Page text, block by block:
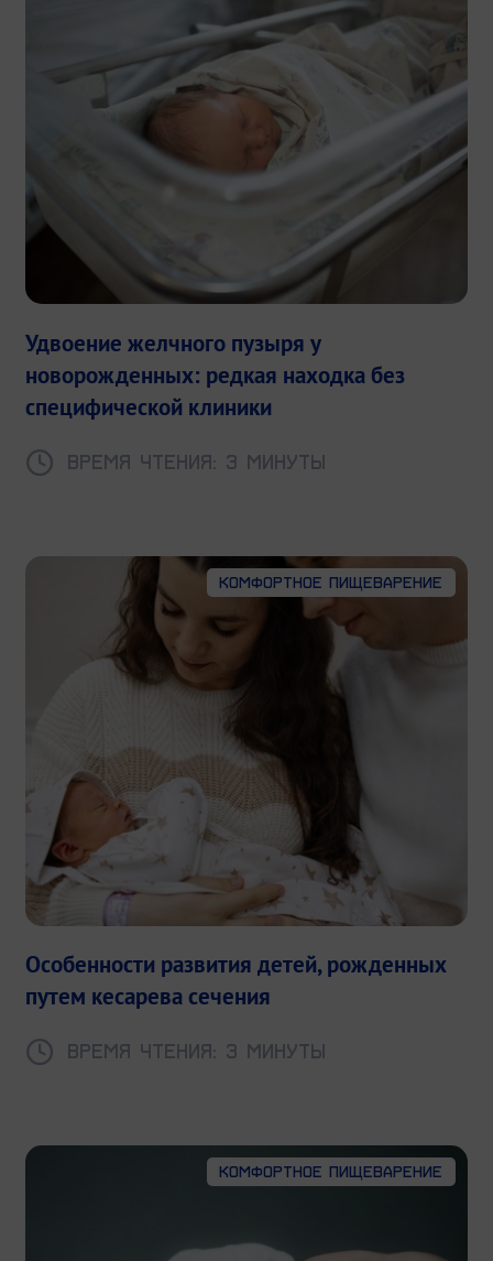
Удвоение желчного пузыря у
новорожденных: редкая находка без
специфической клиники
Время чтения: 3 минуты
Комфортное пищеварение
Особенности развития детей, рожденных
путем кесарева сечения
Время чтения: 3 минуты
Комфортное пищеварение